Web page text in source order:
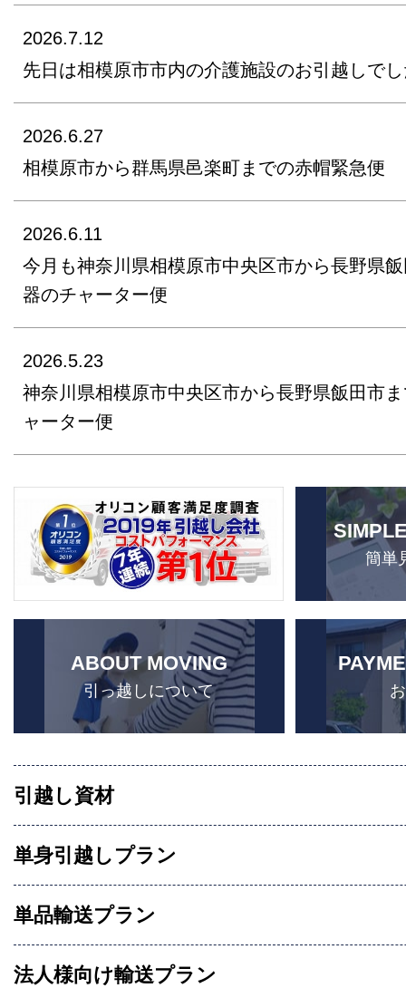
2026.7.12
先日は相模原市市内の介護施設のお引越しで
2026.6.27
相模原市から群馬県邑楽町までの赤帽緊急便
2026.6.11
今月も神奈川県相模原市中央区市から長野県
器のチャーター便
2026.5.23
神奈川県相模原市中央区市から長野県飯田市
ャーター便
簡単
ABOUT MOVING
引っ越しについて
引越し資材
単身引越しプラン
単品輸送プラン
法人様向け輸送プラン